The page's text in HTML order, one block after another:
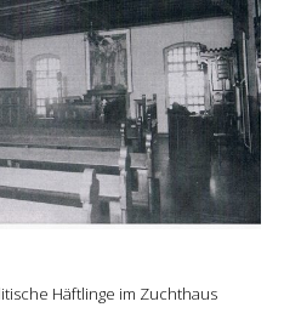
Häftlinge im Zuchthaus